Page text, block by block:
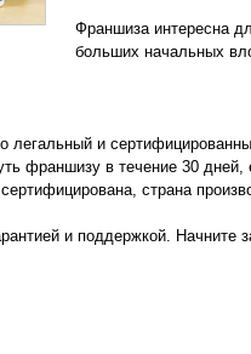
Франшиза интересна
больших начальных
и
франшизу в течение 30 дней,
страна
и поддержкой. Начните